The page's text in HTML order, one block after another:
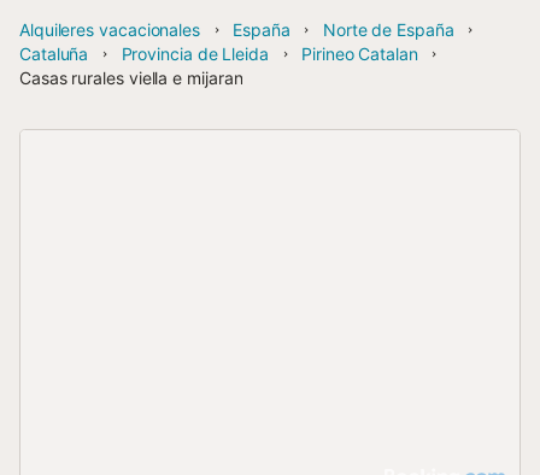
Alquileres vacacionales España
Norte de España
Cataluña
Provincia de Lleida
Pirineo Catalan
Casas rurales viella e mijaran